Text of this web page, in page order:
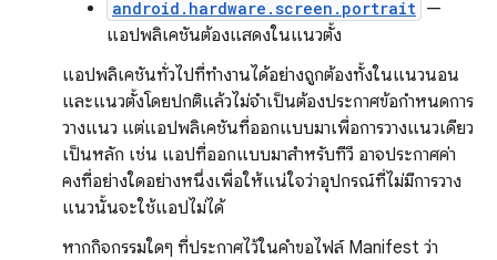
android.hardware.screen.portrait —
แอปพลิเคชันต้องแสดงในแนวตั้ง
แอปพลิเคชันทั่วไปที่ทำงานได้อย่างถูกต้องทั้งในแนวนอน
และแนวตั้งโดยปกติแล้วไม่จำเป็นต้องประกาศข้อกำหนดการ
วางแนว แต่แอปพลิเคชันที่ออกแบบมาเพื่อการวางแนวเดียว
เป็นหลัก เช่น แอปที่ออกแบบมาสำหรับทีวี อาจประกาศค่า
คงที่อย่างใดอย่างหนึ่งเพื่อให้แน่ใจว่าอุปกรณ์ที่ไม่มีการวาง
แนวนั้นจะใช้แอปไม่ได้
หากกิจกรรมใดๆ ที่ประกาศไว้ในคำขอไฟล์ Manifest ว่า